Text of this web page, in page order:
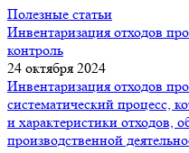
Полезные статьи
Инвентаризация отходов
контроль
24 октября 2024
Инвентаризация отходов
систематический процесс,
и характеристики отходов,
производственной